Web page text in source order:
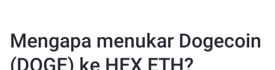
Mengapa menukar Dogecoin
(DOGE) ke HEX ETH?